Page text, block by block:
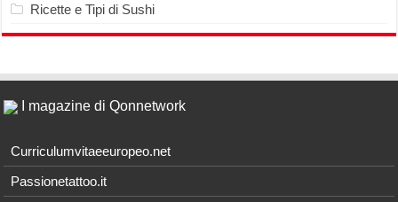
Ricette e Tipi di Sushi
I magazine di Qonnetwork
Curriculumvitaeeuropeo.net
Passionetattoo.it